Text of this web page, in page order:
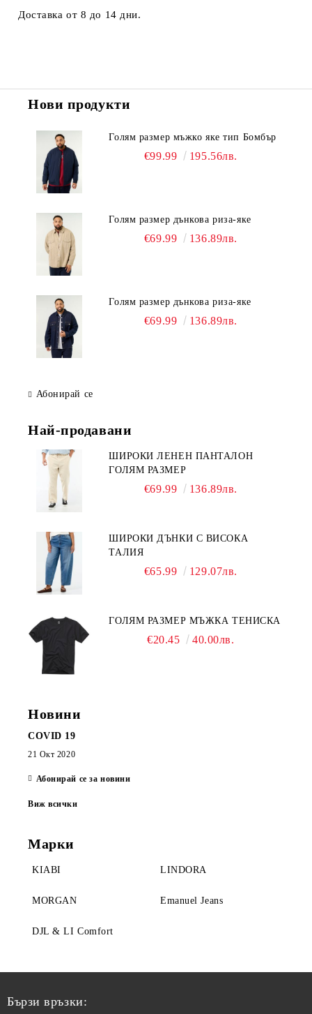
Доставка от 8 до 14 дни.
Нови продукти
Голям размер мъжко яке тип Бомбър
€99.99 195.56лв.
Голям размер дънкова риза-яке
€69.99 136.89лв.
Голям размер дънкова риза-яке
€69.99 136.89лв.
Абонирай се
Най-продавани
ШИРОКИ ЛЕНЕН ПАНТАЛОН
ГОЛЯМ РАЗМЕР
€69.99 136.89лв.
ШИРОКИ ДЪНКИ С ВИСОКА
ТАЛИЯ
€65.99 129.07лв.
ГОЛЯМ РАЗМЕР МЪЖКА ТЕНИСКА
€20.45 40.00лв.
Новини
COVID 19
21 Окт 2020
Абонирай се за новини
Виж всички
Марки
KIABI LINDORA
MORGAN Emanuel Jeans
DJL & LI Comfort
Бързи връзки: